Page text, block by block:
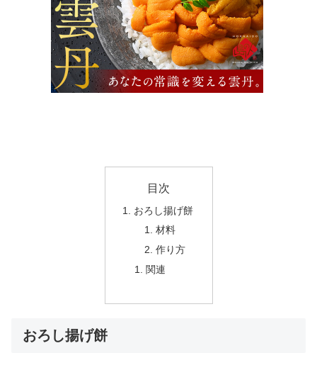
目次
おろし揚げ餅
材料
作り方
関連
おろし揚げ餅